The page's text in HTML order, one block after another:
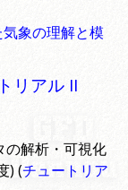
象の理解と模
リアル II
の解析・可視化
) (チュートリア